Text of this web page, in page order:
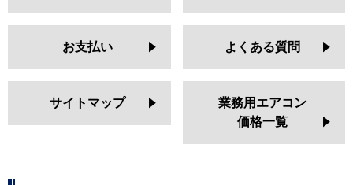
お支払い よくある質問
サイトマップ
業務用エアコン
価格一覧